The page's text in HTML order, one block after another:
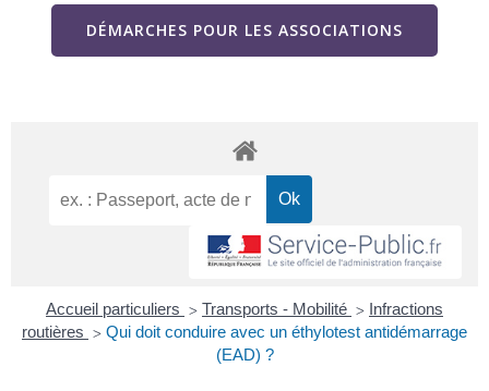
DÉMARCHES POUR LES ASSOCIATIONS
Accueil particuliers > Transports - Mobilité > Infractions
routières > Qui doit conduire avec un éthylotest antidémarrage
(EAD) ?